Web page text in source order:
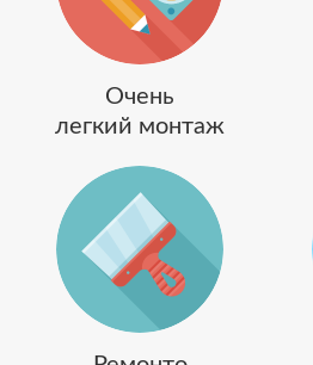
Очень
легкий монтаж